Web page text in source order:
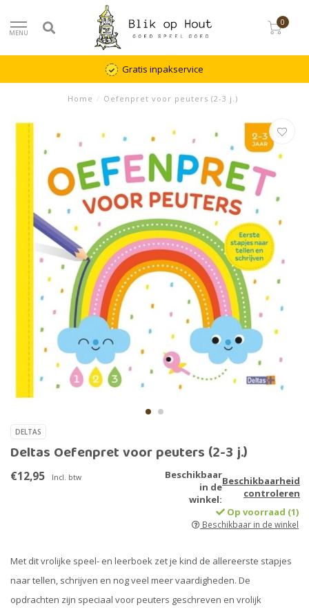
MENU
0
Gratis inpakservice
Home / Oefenpret voor peuters (2-3 j.)
DELTAS
Deltas Oefenpret voor peuters (2-3 j.)
€12,95 Incl. btw
Beschikbaar
in de
winkel:
Beschikbaarheid
controleren
Op voorraad (1)
Beschikbaar in de winkel
Met dit vrolijke speel- en leerboek zet je kind de allereerste stapjes
naar tellen, schrijven en nog veel meer vaardigheden. De
opdrachten zijn speciaal voor peuters geschreven en vrolijk